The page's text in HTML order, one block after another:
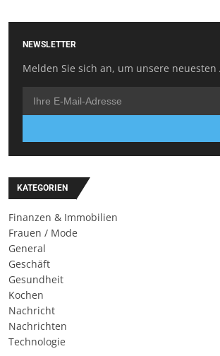
NEWSLETTER
Melden Sie sich an, um unsere
KATEGORIEN
Finanzen & Immobilien
Frauen / Mode
General
Geschäft
Gesundheit
Kochen
Nachricht
Nachrichten
Technologie